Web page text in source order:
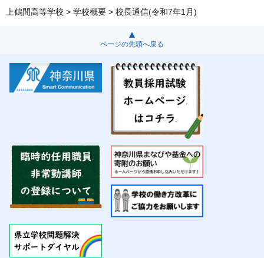
上鶴間高等学校 > 学校概要 > 校長通信(令和7年1月)
ページの先頭へ戻る